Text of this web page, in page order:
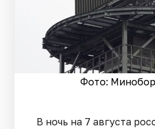
Фото:
В ночь на 7 августа